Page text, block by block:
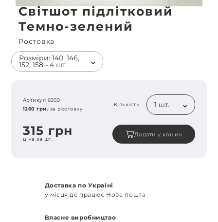
Світшот підлітковий
Темно-зелений
Ростовка
Розміри: 140, 146,
152, 158 - 4 шт.
Артикул 6959
1260 грн. за ростовку
Кількість 1 шт.
315 грн
ціна за шт.
Додати у кошик
Доставка по Україні
у місця де працює Нова пошта
Власне виробництво